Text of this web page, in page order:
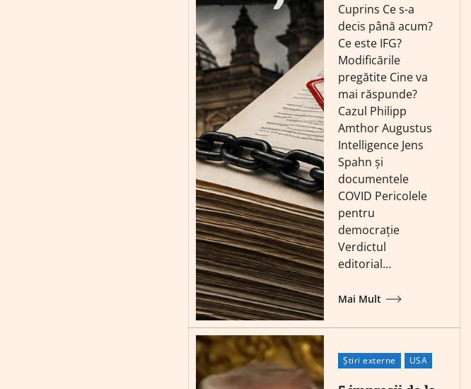
Cuprins Ce s-a
decis până acum?
Ce este IFG?
Modificările
pregătite Cine va
mai răspunde?
Cazul Philipp
Amthor Augustus
Intelligence Jens
Spahn și
documentele
COVID Pericolele
pentru
democrație
Verdictul
editorial…
Mai Mult
Știri externe USA